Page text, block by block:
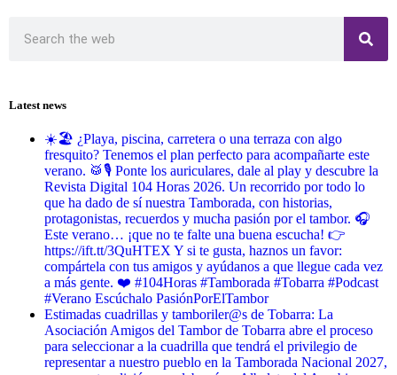
Latest news
☀️🏖️ ¿Playa, piscina, carretera o una terraza con algo
fresquito? Tenemos el plan perfecto para acompañarte este
verano. 🥁🎙️ Ponte los auriculares, dale al play y descubre la
Revista Digital 104 Horas 2026. Un recorrido por todo lo
que ha dado de sí nuestra Tamborada, con historias,
protagonistas, recuerdos y mucha pasión por el tambor. 🎧
Este verano… ¡que no te falte una buena escucha! 👉
https://ift.tt/3QuHTEX Y si te gusta, haznos un favor:
compártela con tus amigos y ayúdanos a que llegue cada vez
a más gente. ❤️ #104Horas #Tamborada #Tobarra #Podcast
#Verano Escúchalo PasiónPorElTambor
Estimadas cuadrillas y tamboriler@s de Tobarra: La
Asociación Amigos del Tambor de Tobarra abre el proceso
para seleccionar a la cuadrilla que tendrá el privilegio de
representar a nuestro pueblo en la Tamborada Nacional 2027,